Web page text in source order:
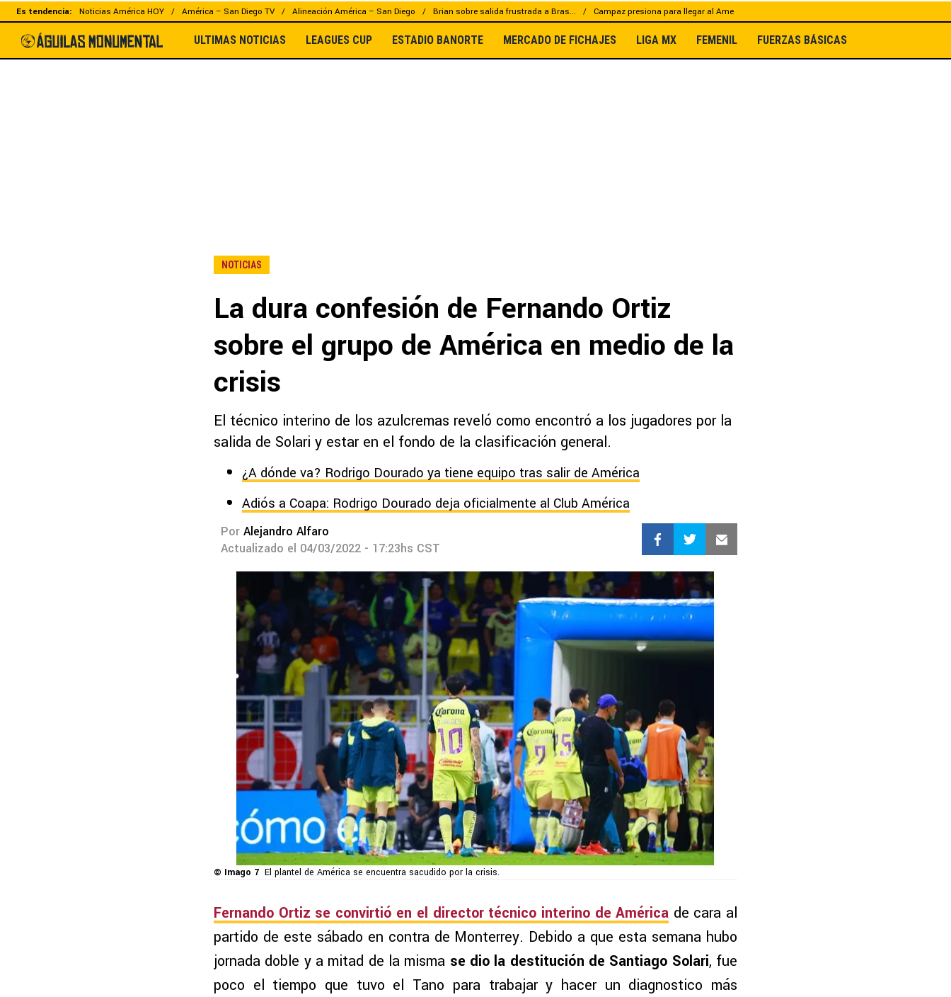
Es tendencia: Noticias América HOY América – San Diego TV Alineación América – San Diego Brian sobre salida frustrada a Bras... Campaz presiona para llegar al Ame
ULTIMAS NOTICIAS LEAGUES CUP ESTADIO BANORTE MERCADO DE FICHAJES LIGA MX FEMENIL FUERZAS BÁSICAS
NOTICIAS
La dura confesión de Fernando Ortiz
sobre el grupo de América en medio de la
crisis
El técnico interino de los azulcremas reveló como encontró a los jugadores por la
salida de Solari y estar en el fondo de la clasificación general.
¿A dónde va? Rodrigo Dourado ya tiene equipo tras salir de América
Adiós a Coapa: Rodrigo Dourado deja oficialmente al Club América
Por Alejandro Alfaro
Actualizado el 04/03/2022 - 17:23hs CST
© Imago 7 El plantel de América se encuentra sacudido por la crisis.
Fernando Ortiz se convirtió en el director técnico interino de América de cara al
partido de este sábado en contra de Monterrey. Debido a que esta semana hubo
jornada doble y a mitad de la misma se dio la destitución de Santiago Solari, fue
poco el tiempo que tuvo el Tano para trabajar y hacer un diagnostico más